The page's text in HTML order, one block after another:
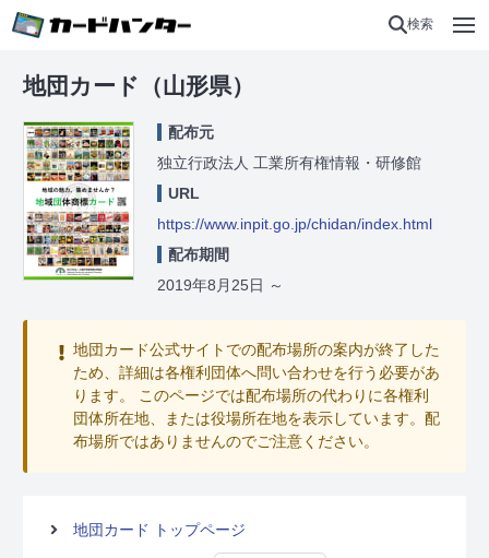
検索
地団カード（山形県）
配布元
独立行政法人 工業所有権情報・研修館
URL
https://www.inpit.go.jp/chidan/index.html
配布期間
2019年8月25日 ～
地団カード公式サイトでの配布場所の案内が終了した
ため、詳細は各権利団体へ問い合わせを行う必要があ
ります。 このページでは配布場所の代わりに各権利
団体所在地、または役場所在地を表示しています。配
布場所ではありませんのでご注意ください。
地団カード トップページ